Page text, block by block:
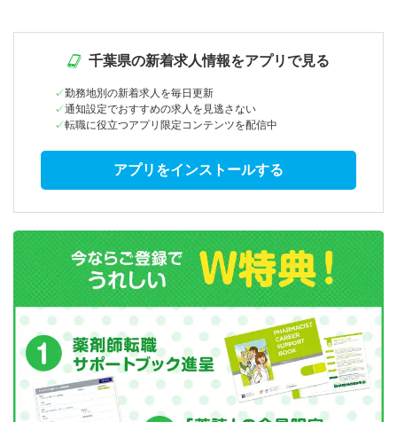
千葉県の新着求人情報をアプリで見る
勤務地別の新着求人を毎日更新
通知設定でおすすめの求人を見逃さない
転職に役立つアプリ限定コンテンツを配信中
アプリをインストールする